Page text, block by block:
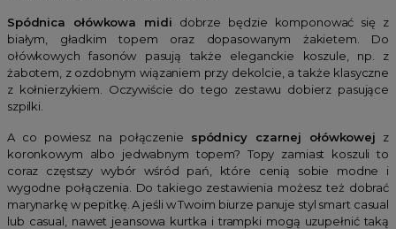
Spódnica ołówkowa midi dobrze będzie komponować się z
białym, gładkim topem oraz dopasowanym żakietem. Do
ołówkowych fasonów pasują także eleganckie koszule, np. z
żabotem, z ozdobnym wiązaniem przy dekolcie, a także klasyczne
z kołnierzykiem. Oczywiście do tego zestawu dobierz pasujące
szpilki.
A co powiesz na połączenie spódnicy czarnej ołówkowej z
koronkowym albo jedwabnym topem? Topy zamiast koszuli to
coraz częstszy wybór wśród pań, które cenią sobie modne i
wygodne połączenia. Do takiego zestawienia możesz też dobrać
marynarkę w pepitkę. A jeśli w Twoim biurze panuje styl smart casual
lub casual, nawet jeansowa kurtka i trampki mogą uzupełnić taką